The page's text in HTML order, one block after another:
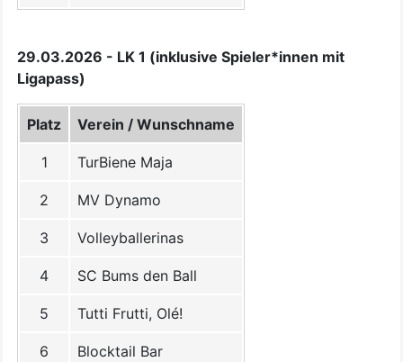
29.03.2026 - LK 1 (inklusive Spieler*innen mit
Ligapass)
Platz Verein / Wunschname
1 TurBiene Maja
2 MV Dynamo
3 Volleyballerinas
4 SC Bums den Ball
5 Tutti Frutti, Olé!
6 Blocktail Bar